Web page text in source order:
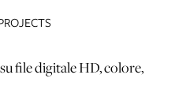
file digitale HD, colore,